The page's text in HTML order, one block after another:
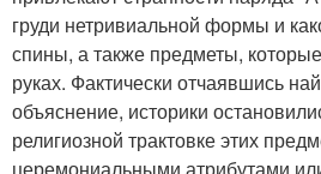
груди нетривиальной формы и
спины, а также предметы,
руках. Фактически отчаявшись
объяснение, историки
религиозной трактовке этих